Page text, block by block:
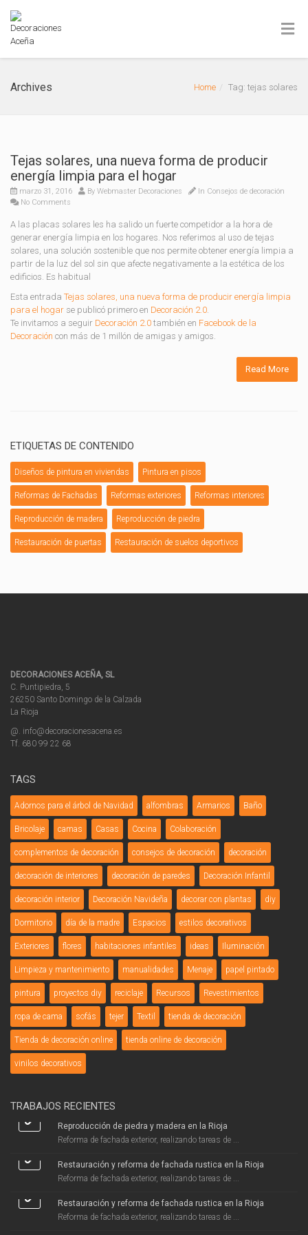
Archives Home Tag: tejas solares
Tejas solares, una nueva forma de producir
energía limpia para el hogar
marzo 31, 2016 By Webmaster Decoraciones In Consejos de decoración
No Comments
A las placas solares les ha salido un fuerte competidor a la hora de
generar energía limpia en los hogares. Nos referimos al uso de tejas
solares, una solución sostenible que nos permite obtener energía limpia a
partir de la luz del sol sin que afecte negativamente a la estética de los
edificios. Es habitual
Esta entrada Tejas solares, una nueva forma de producir energía limpia
para el hogar se publicó primero en Decoración 2.0.
Te invitamos a seguir Decoración 2.0 también en Facebook de la
Decoración con más de 1 millón de amigas y amigos.
Read More
ETIQUETAS DE CONTENIDO
Diseños de pintura en viviendas Pintura en pisos
Reformas de Fachadas Reformas exteriores Reformas interiores
Reproducción de madera Reproducción de piedra
Restauración de puertas Restauración de suelos deportivos
DECORACIONES ACEÑA, SL
C. Puntipiedra, 5
26250 Santo Domingo de la Calzada
La Rioja
@. info@decoracionesacena.es
Tf. 680 99 22 68
TAGS
Adornos para el árbol de Navidad alfombras Armarios Baño
Bricolaje camas Casas Cocina Colaboración
complementos de decoración consejos de decoración decoración
decoración de interiores decoración de paredes Decoración Infantil
decoración interior Decoración Navideña decorar con plantas diy
Dormitorio día de la madre Espacios estilos decorativos
Exteriores flores habitaciones infantiles ideas Iluminación
Limpieza y mantenimiento manualidades Menaje papel pintado
pintura proyectos diy reciclaje Recursos Revestimientos
ropa de cama sofás tejer Textil tienda de decoración
Tienda de decoración online tienda online de decoración
vinilos decorativos
TRABAJOS RECIENTES
Reproducción de piedra y madera en la Rioja
Reforma de fachada exterior, realizando tareas de ...
Restauración y reforma de fachada rustica en la Rioja
Reforma de fachada exterior, realizando tareas de ...
Restauración y reforma de fachada rustica en la Rioja
Reforma de fachada exterior, realizando tareas de ...